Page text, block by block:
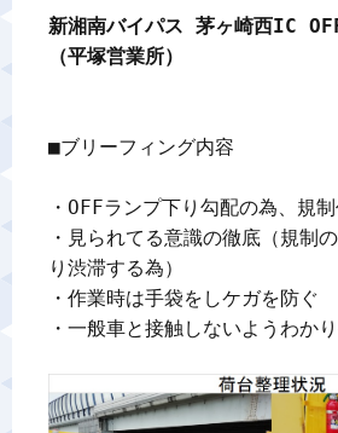
警備業標識
反社会的勢力排除宣
カスタマーハラスメントに対
プライバシーポリ
新湘南バイパス 茅ヶ崎西IC
（平塚営業所）
■ブリーフィング内容
・OFFランプ下り勾配の為、規
・見られてる意識の徹底（規制
り渋滞する為）
・作業時は手袋をしケガを防ぐ
・一般車と接触しないようわか